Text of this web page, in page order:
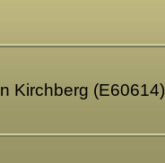
Kirchberg (E60614)